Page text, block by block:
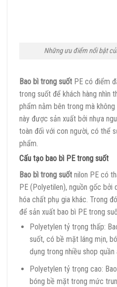
Những ưu điểm nổi bật
Bao bì trong suốt PE có điểm
trong suốt để khách hàng nhìn
phẩm nằm bên trong mà
này được sản xuất bởi nhựa
toàn đối với con người, có thể
phẩm.
Cấu tạo bao bì PE trong suốt
Bao bì trong suốt nilon PE có
PE (Polyetilen), nguồn gốc
hóa chất phụ gia khác. Trong
để sản xuất bao bì PE trong
Polyetylen tỷ trọng thấp:
suốt, có bề mặt láng mịn,
dụng trong nhiều shop
Polyetylen tỷ trọng cao:
bóng bề mặt trong mức